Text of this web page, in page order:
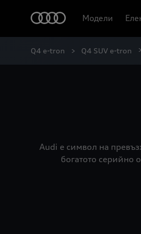
Модели
Q4 e-tron Q4 SUV e-tron
Audi е символ на
богатото серийно